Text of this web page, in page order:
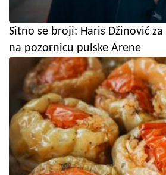
Sitno se broji: Haris Džinović
na pozornicu pulske Arene